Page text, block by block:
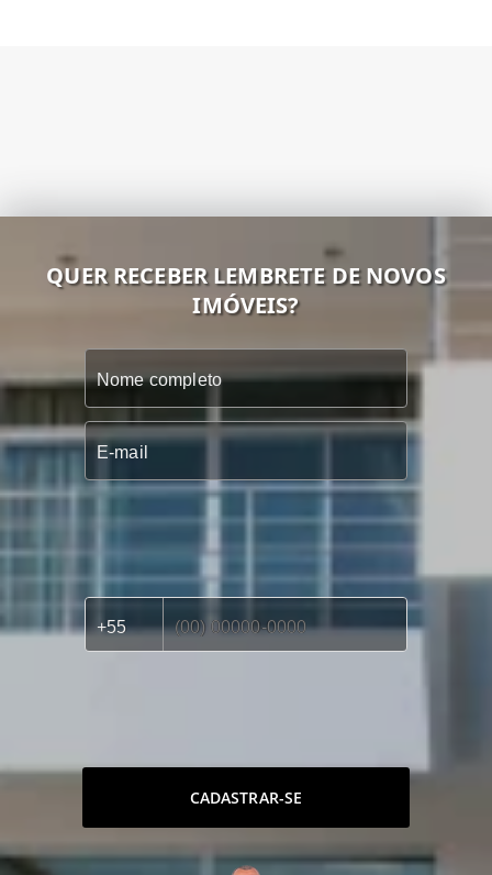
QUER RECEBER LEMBRETE DE NOVOS
IMÓVEIS?
CADASTRAR-SE